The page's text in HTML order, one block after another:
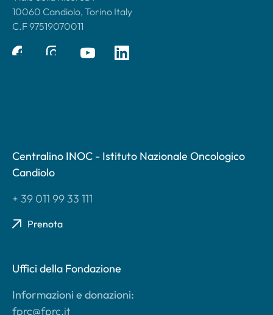
10060 Candiolo, Torino Italy
C.F 97519070011
Centralino INOC - Istituto Nazionale Oncologico
Candiolo
+ 39 011 99 33 111
Prenota
Uffici della Fondazione
Informazioni e donazioni:
fprc@fprc.it